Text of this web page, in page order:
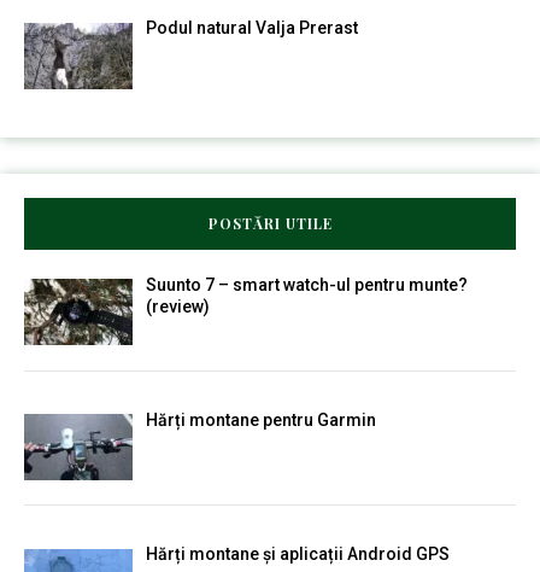
Podul natural Valja Prerast
POSTĂRI UTILE
Suunto 7 – smart watch-ul pentru munte?
(review)
Hărți montane pentru Garmin
Hărți montane și aplicații Android GPS